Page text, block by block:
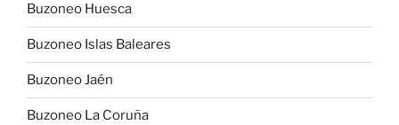
Buzoneo Huesca
Buzoneo Islas Baleares
Buzoneo Jaén
Buzoneo La Coruña